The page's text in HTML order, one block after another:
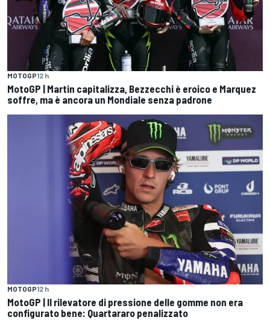
MOTOGP12 h
MotoGP | Martin capitalizza, Bezzecchi è eroico e Marquez
soffre, ma è ancora un Mondiale senza padrone
MOTOGP12 h
MotoGP | Il rilevatore di pressione delle gomme non era
configurato bene: Quartararo penalizzato